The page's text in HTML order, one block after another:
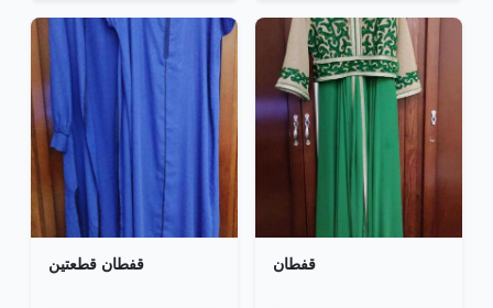
قفطان قطعتين قفطان